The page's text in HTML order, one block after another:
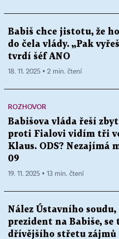
Babiš chce jistotu, že
do čela vlády. „Pak
tvrdí šéf ANO
18. 11. 2025 ▪ 2 min. čtení
ROZHOVOR
Babišova vláda řeší
proti Fialovi vidím tři
Klaus. ODS? Nezajímá
09
19. 11. 2025 ▪ 13 min. čtení
Nález Ústavního
prezident na Babiše, se
dřívějšího střetu zájmů